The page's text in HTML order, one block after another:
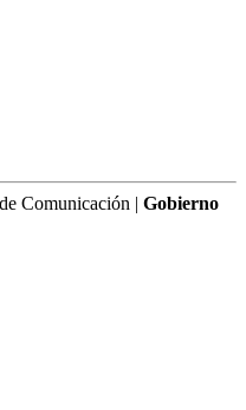
Comunicación | Gobierno